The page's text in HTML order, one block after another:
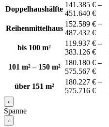
Doppelhaushälfte
141.385 € –
451.640 €
Reihenmittelhaus
152.589 € –
487.432 €
bis 100 m²
119.937 € –
383.126 €
101 m² – 150 m²
180.180 € –
575.567 €
über 151 m²
180.227 € –
575.716 €
‹
Spanne
›